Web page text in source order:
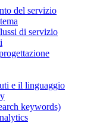
del servizio
di servizio
e il linguaggio
keywords)